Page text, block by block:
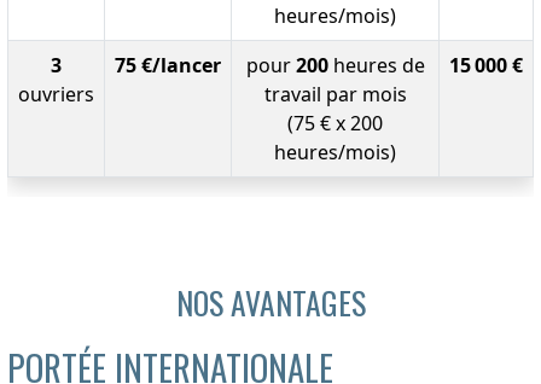
heures/mois)
3
ouvriers
75 €/lancer pour200heures de
travail par mois
(75 € x 200
heures/mois)
15 000 €
NOS AVANTAGES
PORTÉE INTERNATIONALE